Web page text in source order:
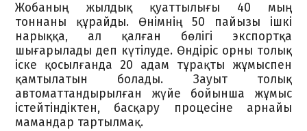
Жобаның жылдық қуаттылығы 40 мың
тоннаны құрайды. Өнімнің 50 пайызы ішкі
нарыққа, ал қалған бөлігі экспортқа
шығарылады деп күтілуде. Өндіріс орны толық
іске қосылғанда 20 адам тұрақты жұмыспен
қамтылатын болады. Зауыт толық
автоматтандырылған жүйе бойынша жұмыс
істейтіндіктен, басқару процесіне арнайы
мамандар тартылмақ.